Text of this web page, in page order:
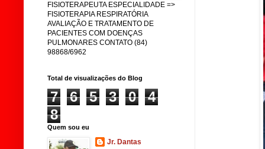
FISIOTERAPEUTA ESPECIALIDADE =>
FISIOTERAPIA RESPIRATÓRIA
AVALIAÇÃO E TRATAMENTO DE
PACIENTES COM DOENÇAS
PULMONARES CONTATO (84)
98868/6962
Total de visualizações do Blog
7 6 5 3 0
4
8
Quem sou eu
Jr. Dantas